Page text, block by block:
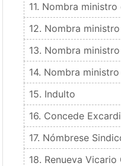
11. Nombra
12. Nombra
13. Nombra
14. Nombra
15. Indulto
16. Concede
17. Nómbrese
18. Renueva Vicario